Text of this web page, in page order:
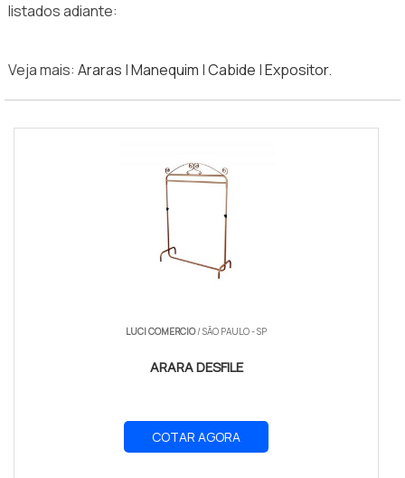
listados adiante:
Veja mais: Araras |Manequim |Cabide |Expositor.
LUCI COMERCIO/ SÃO PAULO - SP
ARARA DESFILE
COTAR AGORA